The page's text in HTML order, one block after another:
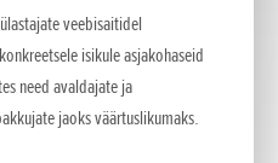
veebisaitidel
isikule asjakohaseid
need avaldajate ja
jaoks väärtuslikumaks.